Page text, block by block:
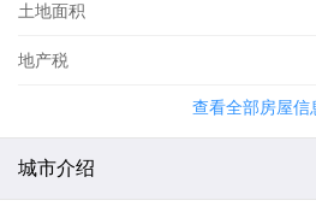
土地面积
地产税
查看全部房屋信
城市介绍